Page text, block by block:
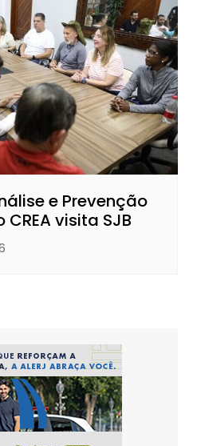
e Prevenção
visita SJB